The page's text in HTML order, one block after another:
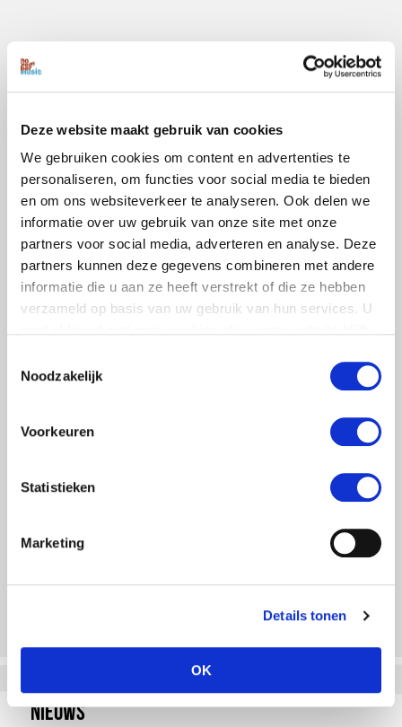
Deze website maakt gebruik van cookies
We gebruiken cookies om content en advertenties te
personaliseren, om functies voor social media te bieden
en om ons websiteverkeer te analyseren. Ook delen we
informatie over uw gebruik van onze site met onze
partners voor social media, adverteren en analyse. Deze
partners kunnen deze gegevens combineren met andere
informatie die u aan ze heeft verstrekt of die ze hebben
verzameld op basis van uw gebruik van hun services. U
Noodzakelijk
Voorkeuren
Statistieken
Marketing
Details tonen
OK
Theater Artemis
Nieuws